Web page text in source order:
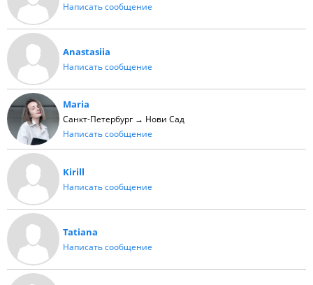
Написать сообщение
Anastasiia
Написать сообщение
Maria
Санкт-Петербург → Нови Сад
Написать сообщение
Kirill
Написать сообщение
Tatiana
Написать сообщение